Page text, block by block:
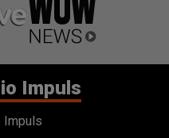
Impuls
Impuls